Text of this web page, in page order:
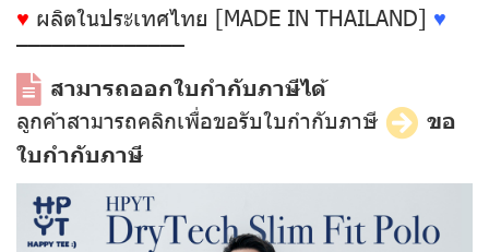
♥ ผลิตในประเทศไทย [MADE IN THAILAND] ♥
––––––––––––––
สามารถออกใบกำกับภาษีได้
ลูกค้าสามารถคลิกเพื่อขอรับใบกำกับภาษี
ขอ
ใบกำกับภาษี